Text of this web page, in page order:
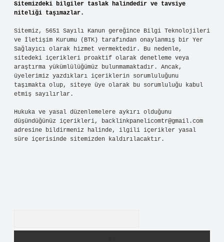
Sitemizdeki bilgiler taslak halindedir ve tavsiye
niteliği taşımazlar.
Sitemiz, 5651 Sayılı Kanun gereğince Bilgi Teknolojileri
ve İletişim Kurumu (BTK) tarafından onaylanmış bir Yer
Sağlayıcı olarak hizmet vermektedir. Bu nedenle,
sitedeki içerikleri proaktif olarak denetleme veya
araştırma yükümlülüğümüz bulunmamaktadır. Ancak,
üyelerimiz yazdıkları içeriklerin sorumluluğunu
taşımakta olup, siteye üye olarak bu sorumluluğu kabul
etmiş sayılırlar.
Hukuka ve yasal düzenlemelere aykırı olduğunu
düşündüğünüz içerikleri, backlinkpanelicomtr@gmail.com
adresine bildirmeniz halinde, ilgili içerikler yasal
süre içerisinde sitemizden kaldırılacaktır.